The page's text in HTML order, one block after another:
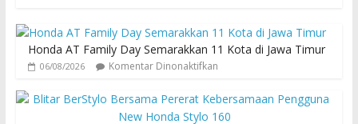
Honda AT Family Day Semarakkan 11 Kota di Jawa Timur
06/08/2026 Komentar Dinonaktifkan